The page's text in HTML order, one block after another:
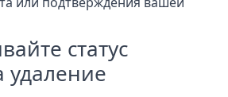
статус
удаление